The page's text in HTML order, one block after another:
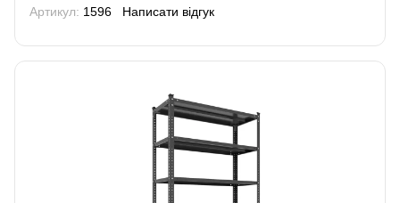
Артикул: 1596 Написати відгук